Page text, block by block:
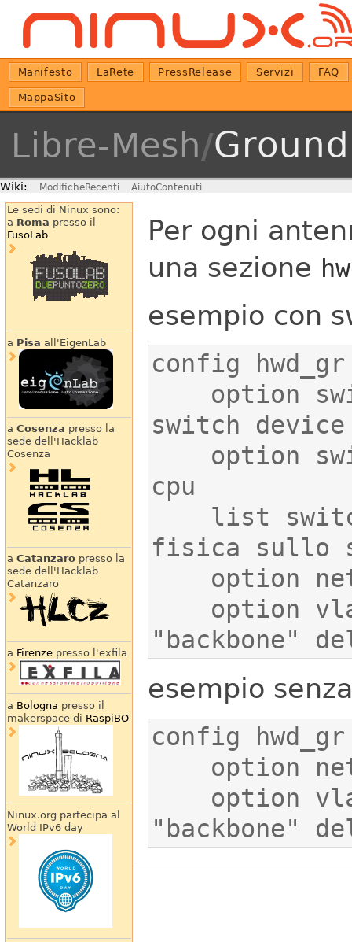
Manifesto LaRete PressRelease Servizi FAQ
MappaSito
Libre-Mesh/
Wiki: ModificheRecenti AiutoContenuti
Le sedi di Ninux sono:
a Roma presso il
FusoLab
a Pisa all'EigenLab
a Cosenza presso la
sede dell'Hacklab
Cosenza
a Catanzaropresso la
sede dell'Hacklab
Catanzaro
a Firenzepresso l'exfila
a Bologna presso il
makerspace di RaspiBO
Ninux.org partecipa al
World IPv6 day
Per ogni
una sezione
esempio con
"backbone"
esempio
"backbone"